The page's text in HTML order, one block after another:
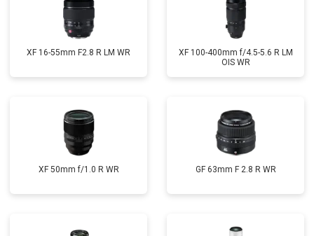
XF 16-55mm F2.8 R LM WR
XF 100-400mm f/4.5-5.6 R LM
OIS WR
XF 50mm f/1.0 R WR GF 63mm F 2.8 R WR